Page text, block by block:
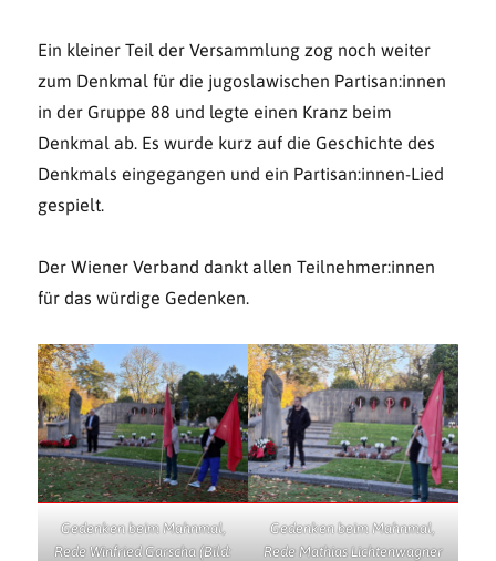
Ein kleiner Teil der Versammlung zog noch weiter
zum Denkmal für die jugoslawischen Partisan:innen
in der Gruppe 88 und legte einen Kranz beim
Denkmal ab. Es wurde kurz auf die Geschichte des
Denkmals eingegangen und ein Partisan:innen-Lied
gespielt.
Der Wiener Verband dankt allen Teilnehmer:innen
für das würdige Gedenken.
Gedenken beim Mahnmal,
Rede Winfried Garscha (Bild:
Gedenken beim Mahnmal,
Rede Mathias Lichtenwagner